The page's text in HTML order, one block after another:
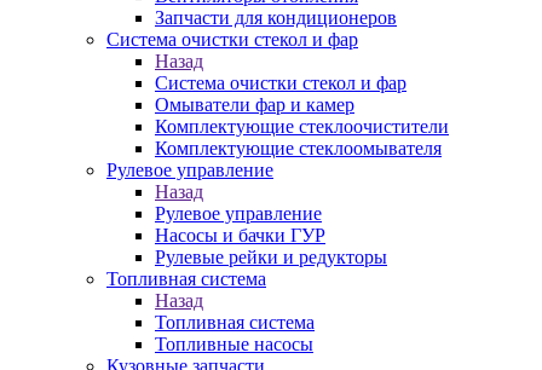
Запчасти для кондиционеров
Система очистки стекол и фар
Назад
Система очистки стекол и фар
Омыватели фар и камер
Комплектующие стеклоочистители
Комплектующие стеклоомывателя
Рулевое управление
Назад
Рулевое управление
Насосы и бачки ГУР
Рулевые рейки и редукторы
Топливная система
Назад
Топливная система
Топливные насосы
Кузовные запчасти